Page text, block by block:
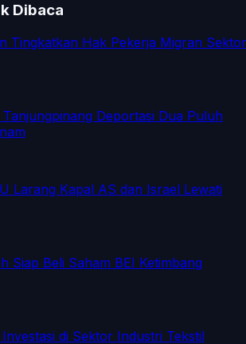
Dibaca
Tingkatkan Hak Pekerja Migran Sektor
Tanjungpinang Deportasi Dua Puluh
Larang Kapal AS dan Israel Lewati
Siap Beli Saham BEI Ketimbang
di Sektor Industri Tekstil